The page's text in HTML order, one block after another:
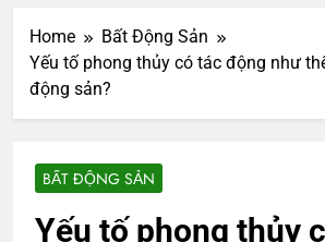
Home
Bất Động Sản
Yếu tố phong thủy có tác động như
động sản?
BẤT ĐỘNG SẢN
Yếu tố phong thủy